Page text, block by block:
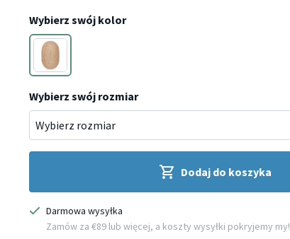
Wybierz swój kolor
Brązowy
Wybierz swój rozmiar
Dodaj do koszyka
Darmowa wysyłka
Zamów za €89 lub więcej, a koszty wysyłki pokryjemy my!